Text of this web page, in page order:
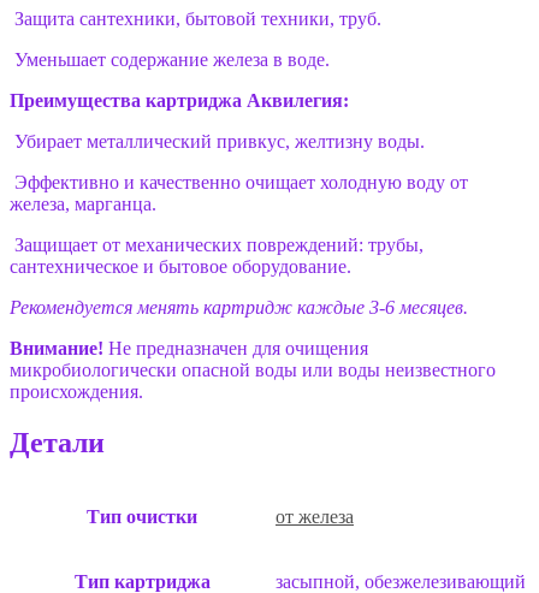
Защита сантехники, бытовой техники, труб.
Уменьшает содержание железа в воде.
Преимущества картриджа Аквилегия:
Убирает металлический привкус, желтизну воды.
Эффективно и качественно очищает холодную воду от
железа, марганца.
Защищает от механических повреждений: трубы,
сантехническое и бытовое оборудование.
Рекомендуется менять картридж каждые 3-6 месяцев.
Внимание! Не предназначен для очищения
микробиологически опасной воды или воды неизвестного
происхождения.
Детали
Тип очистки от железа
Тип картриджа засыпной, обезжелезивающий